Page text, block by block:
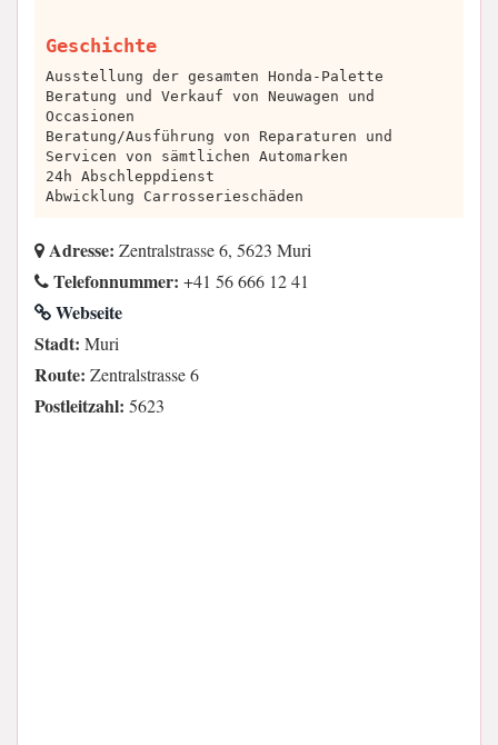
Geschichte
Ausstellung der gesamten Honda-Palette
Beratung und Verkauf von Neuwagen und
Occasionen
Beratung/Ausführung von Reparaturen und
Servicen von sämtlichen Automarken
24h Abschleppdienst
Abwicklung Carrosserieschäden
Adresse: Zentralstrasse 6, 5623 Muri
Telefonnummer: +41 56 666 12 41
Webseite
Stadt: Muri
Route: Zentralstrasse 6
Postleitzahl: 5623